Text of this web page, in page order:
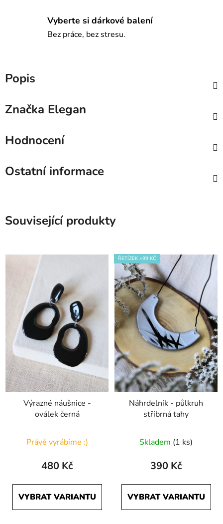
Vyberte si dárkové balení
Bez práce, bez stresu.
Popis
Značka Elegan
Hodnocení
Ostatní informace
Související produkty
Výrazné náušnice -
oválek černá
Právě vyrábíme :)
480 Kč
VYBRAT VARIANTU
ŘETÍZEK +99 KČ
Náhrdelník - půlkruh
stříbrná tahy
Skladem (1 ks)
390 Kč
VYBRAT VARIANTU